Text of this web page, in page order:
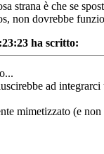
strana è che se
non dovrebbe
ha scritto:
ad
mimetizzato (e